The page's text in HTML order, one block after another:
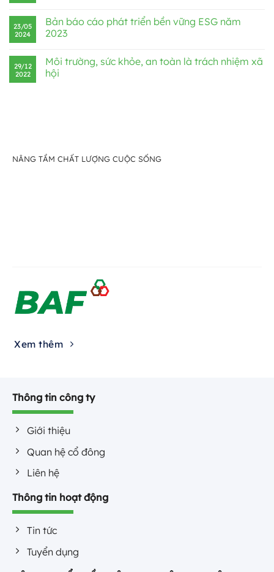
23/05
2024
Bản báo cáo phát triển bền vững ESG năm
2023
29/12
2022
Môi trường, sức khỏe, an toàn là trách nhiệm xã
hội
NÂNG TẦM CHẤT LƯỢNG CUỘC SỐNG
Xem thêm
Thông tin công ty
Giới thiệu
Quan hệ cổ đông
Liên hệ
Thông tin hoạt động
Tin tức
Tuyển dụng